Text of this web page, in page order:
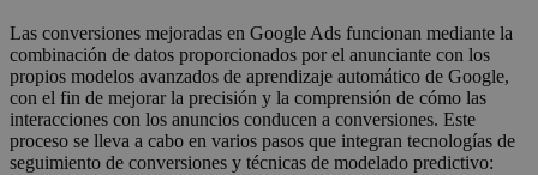
Las conversiones mejoradas en Google Ads funcionan mediante la
combinación de datos proporcionados por el anunciante con los
propios modelos avanzados de aprendizaje automático de Google,
con el fin de mejorar la precisión y la comprensión de cómo las
interacciones con los anuncios conducen a conversiones. Este
proceso se lleva a cabo en varios pasos que integran tecnologías de
seguimiento de conversiones y técnicas de modelado predictivo: